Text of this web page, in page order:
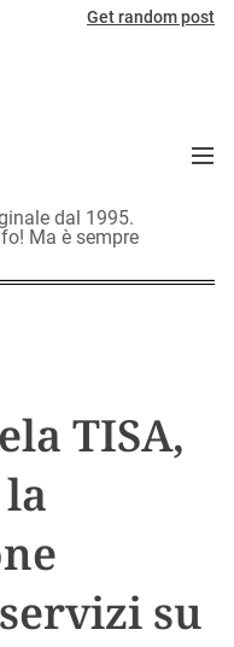
Get random post
dal 1995.
Ma è sempre
M
TISA,
su